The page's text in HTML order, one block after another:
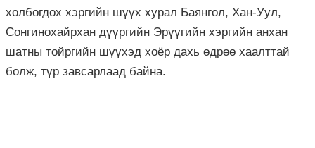
холбогдох хэргийн шүүх хурал Баянгол, Хан-Уул,
Сонгинохайрхан дүүргийн Эрүүгийн хэргийн анхан
шатны тойргийн шүүхэд хоёр дахь өдрөө хаалттай
болж, түр завсарлаад байна.